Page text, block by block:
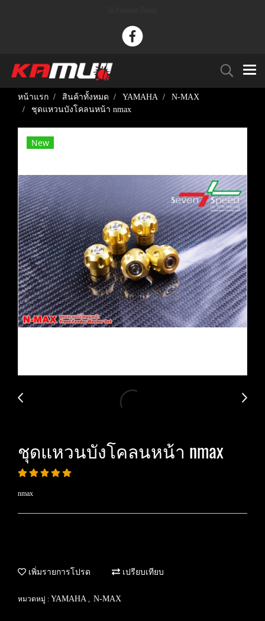
หน้าแรก สินค้าทั้งหมด YAMAHA
N-MAX
ชุดแหวนบังโคลนหน้า nmax
New
ชุดแหวนบังโคลนหน้า nmax
nmax
เพิ่มรายการโปรด เปรียบเทียบ
หมวดหมู่ : YAMAHA , N-MAX